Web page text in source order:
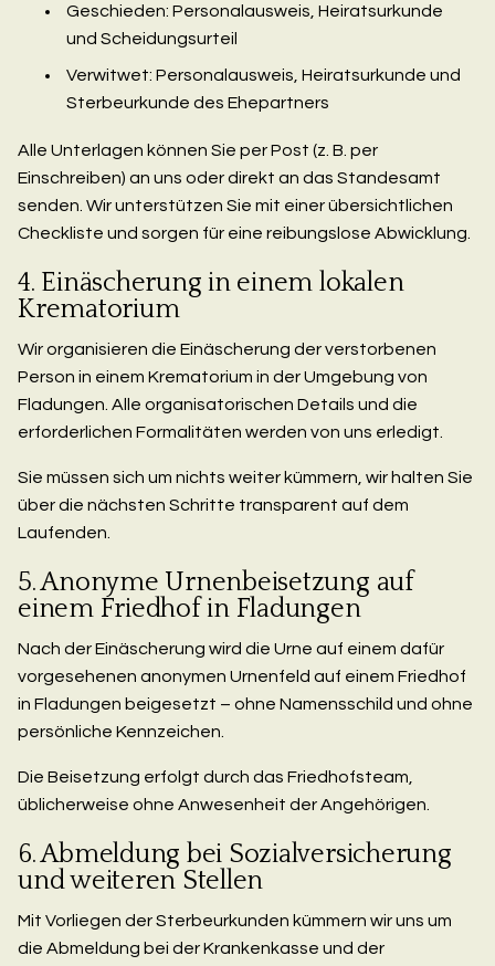
Geschieden: Personalausweis, Heiratsurkunde
und Scheidungsurteil
Verwitwet: Personalausweis, Heiratsurkunde und
Sterbeurkunde des Ehepartners
Alle Unterlagen können Sie per Post (z. B. per
Einschreiben) an uns oder direkt an das Standesamt
senden. Wir unterstützen Sie mit einer übersichtlichen
Checkliste und sorgen für eine reibungslose Abwicklung.
4. Einäscherung in einem lokalen
Krematorium
Wir organisieren die Einäscherung der verstorbenen
Person in einem Krematorium in der Umgebung von
Fladungen. Alle organisatorischen Details und die
erforderlichen Formalitäten werden von uns erledigt.
Sie müssen sich um nichts weiter kümmern, wir halten Sie
über die nächsten Schritte transparent auf dem
Laufenden.
5. Anonyme Urnenbeisetzung auf
einem Friedhof in Fladungen
Nach der Einäscherung wird die Urne auf einem dafür
vorgesehenen anonymen Urnenfeld auf einem Friedhof
in Fladungen beigesetzt – ohne Namensschild und ohne
persönliche Kennzeichen.
Die Beisetzung erfolgt durch das Friedhofsteam,
üblicherweise ohne Anwesenheit der Angehörigen.
6. Abmeldung bei Sozialversicherung
und weiteren Stellen
Mit Vorliegen der Sterbeurkunden kümmern wir uns um
die Abmeldung bei der Krankenkasse und der